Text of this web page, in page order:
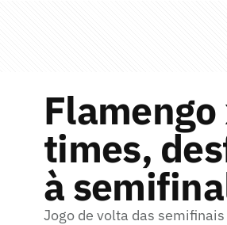
times,
à
Jogo de volta das